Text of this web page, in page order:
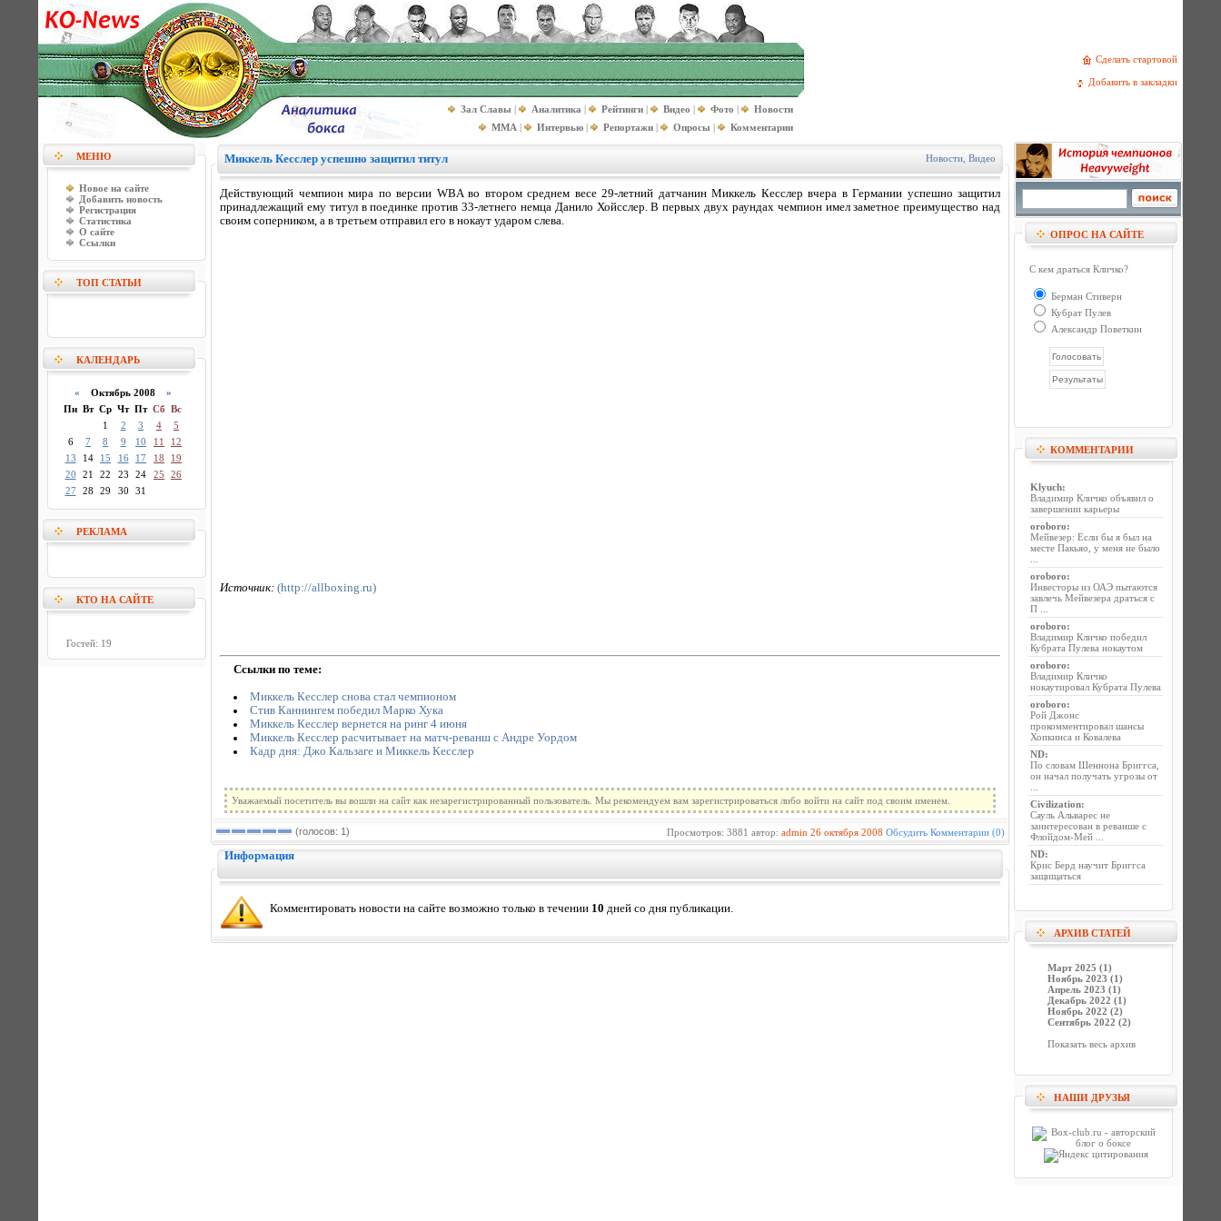
Сделать стартовой
Добавить в закладки
Зал Славы | Аналитика | Рейтинги | Видео | Фото |
Новости
MMA | Интервью | Репортажи | Опросы | Комментарии
МЕНЮ
Новое на сайте
Добавить новость
Регистрация
Статистика
О сайте
Ссылки
ТОП СТАТЬИ
КАЛЕНДАРЬ
« Октябрь 2008 »
Пн Вт Ср Чт Пт Сб Вс
1
2 3 4
5
6
7 8 9 10 11
12
13
14 15 16 17 18
19
20
21 22 23 24 25
26
27
28 29 30 31
РЕКЛАМА
КТО НА САЙТЕ
Гостей: 19
Миккель Кесслер успешно защитил титул Новости Видео
Действующий чемпион мира по версии WBA во втором среднем весе 29-летний датчанин Миккель Кесслер вчера в Германии успешно защитил
принадлежащий ему титул в поединке против 33-летнего немца Данило Хойсслер. В первых двух раундах чемпион имел заметное преимущество над
своим соперником, а в третьем отправил его в нокаут ударом слева.
Источник: (http://allboxing.ru)
Ссылки по теме:
Миккель Кесслер снова стал чемпионом
Стив Каннингем победил Марко Хука
Миккель Кесслер вернется на ринг 4 июня
Миккель Кесслер расчитывает на матч-реванш с Андре Уордом
Кадр дня: Джо Кальзаге и Миккель Кесслер
Уважаемый посетитель вы вошли на сайт как незарегистрированный пользователь. Мы рекомендуем вам зарегистрироваться либо войти на сайт под своим именем.
(голосов: 1) Просмотров: 3881 автор: admin 26 октября 2008 Обсудить Комментарии (0)
Информация
Комментировать новости на сайте возможно только в течении 10 дней со дня публикации.
ОПРОС НА САЙТЕ
С кем драться Кличко?
Берман Стиверн
Кубрат Пулев
Александр Поветкин
КОММЕНТАРИИ
Klyuch:
Владимир Кличко объявил о
завершении карьеры
oroboro:
Мейвезер: Если бы я был на
месте Пакьяо, у меня не было
oroboro:
Инвесторы из ОАЭ пытаются
завлечь Мейвезера драться с
П ...
oroboro:
Владимир Кличко победил
Кубрата Пулева нокаутом
oroboro:
Владимир Кличко
нокаутировал Кубрата Пулева
oroboro:
Рой Джонс
прокомментировал шансы
Хопкинса и Ковалева
ND:
По словам Шеннона Бриггса,
он начал получать угрозы от
Civilization:
Сауль Альварес не
заинтересован в реванше с
Флойдом-Мей ...
ND:
Крис Берд научит Бриггса
защищаться
АРХИВ СТАТЕЙ
Март 2025 (1)
Ноябрь 2023 (1)
Апрель 2023 (1)
Декабрь 2022 (1)
Ноябрь 2022 (2)
Сентябрь 2022 (2)
Показать весь архив
НАШИ ДРУЗЬЯ